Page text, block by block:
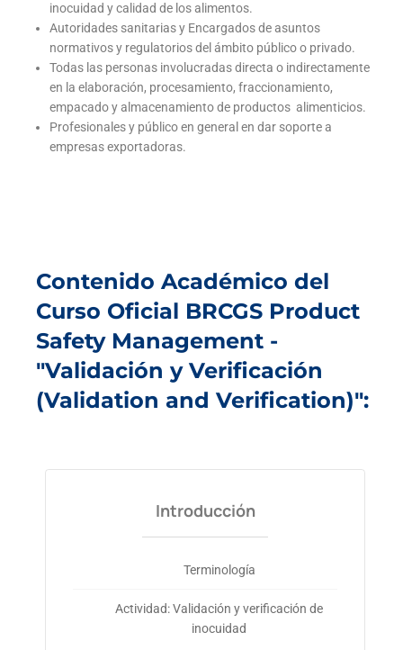
inocuidad y calidad de los alimentos.
Autoridades sanitarias y Encargados de asuntos
normativos y regulatorios del ámbito público o privado.
Todas las personas involucradas directa o indirectamente
en la elaboración, procesamiento, fraccionamiento,
empacado y almacenamiento de productos alimenticios.
Profesionales y público en general en dar soporte a
empresas exportadoras.
Contenido Académico del
Curso Oficial BRCGS Product
Safety Management -
"Validación y Verificación
(Validation and Verification)":
Introducción
Terminología
Actividad: Validación y verificación de
inocuidad